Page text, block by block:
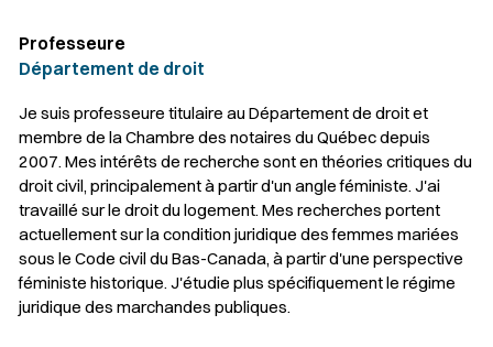
Professeure
Département de droit
Je suis professeure titulaire au Département de droit et
membre de la Chambre des notaires du Québec depuis
2007. Mes intérêts de recherche sont en théories critiques du
droit civil, principalement à partir d'un angle féministe. J'ai
travaillé sur le droit du logement. Mes recherches portent
actuellement sur la condition juridique des femmes mariées
sous le Code civil du Bas-Canada, à partir d'une perspective
féministe historique. J'étudie plus spécifiquement le régime
juridique des marchandes publiques.